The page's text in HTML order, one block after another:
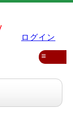
ログイン
≡